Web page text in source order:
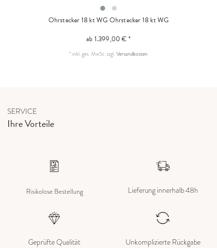
Ohrstecker 18 kt WGOhrstecker 18 kt WG
ab 1.399,00 € *
* inkl. ges. MwSt.zzgl.Versandkosten
SERVICE
Ihre Vorteile
Risikolose Bestellung Lieferung innerhalb 48h
Geprüfte Qualität Unkomplizierte Rückgabe